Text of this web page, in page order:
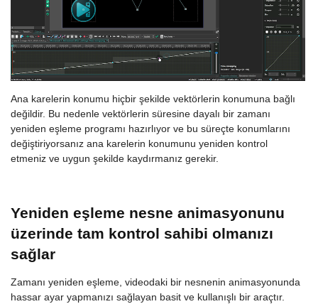
Ana karelerin konumu hiçbir şekilde vektörlerin konumuna bağlı
değildir. Bu nedenle vektörlerin süresine dayalı bir zamanı
yeniden eşleme programı hazırlıyor ve bu süreçte konumlarını
değiştiriyorsanız ana karelerin konumunu yeniden kontrol
etmeniz ve uygun şekilde kaydırmanız gerekir.
Yeniden eşleme nesne animasyonunu
üzerinde tam kontrol sahibi olmanızı
sağlar
Zamanı yeniden eşleme, videodaki bir nesnenin animasyonunda
hassar ayar yapmanızı sağlayan basit ve kullanışlı bir araçtır.